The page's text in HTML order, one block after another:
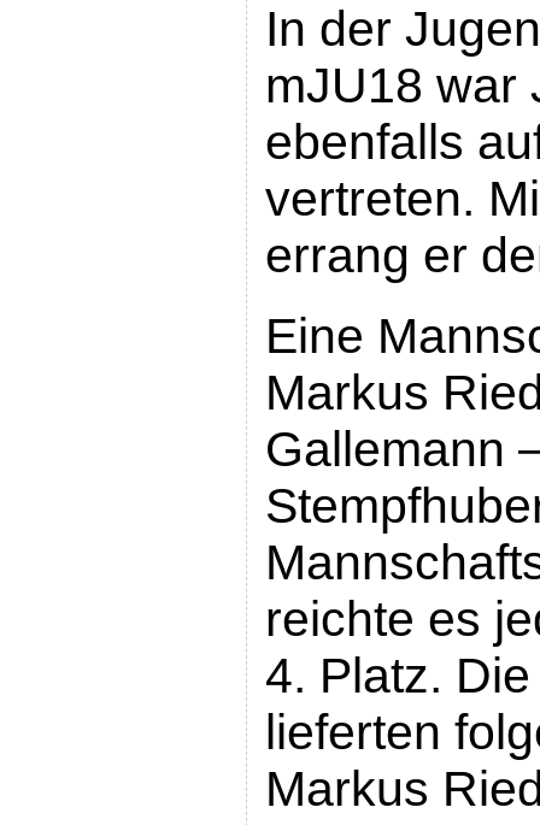
In der
mJU18 war
ebenfalls
vertreten.
errang er
Eine
Markus
Gallemann
reichte es
4. Platz.
lieferten
Markus